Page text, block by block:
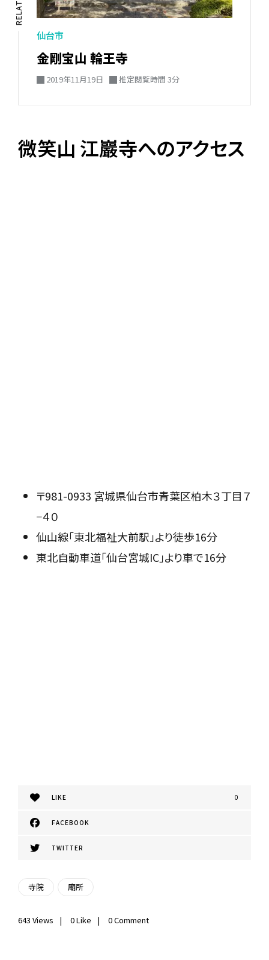
仙台市
金剛宝山 輪王寺
2019年11月19日 推定閲覧時間 3分
微笑山 江巖寺へのアクセス
〒981-0933 宮城県仙台市青葉区柏木３丁目７
−４０
仙山線「東北福祉大前駅」より徒歩16分
東北自動車道「仙台宮城IC」より車で16分
LIKE 0
FACEBOOK
TWITTER
寺院 廟所
643 Views 0Like 0 Comment